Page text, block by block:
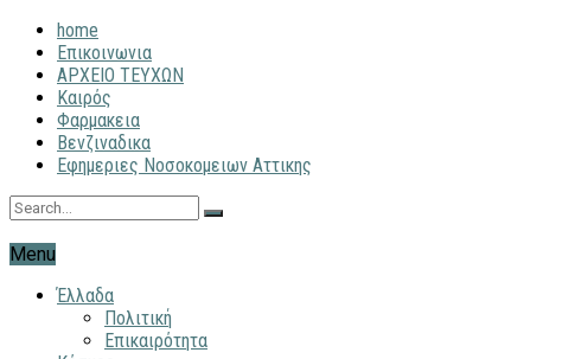
home
Επικοινωνια
ΑΡΧΕΙΟ ΤΕΥΧΩΝ
Καιρός
Φαρμακεια
Βενζιναδικα
Εφημεριες Νοσοκομειων Αττικης
Menu
Έλλαδα
Πολιτική
Επικαιρότητα